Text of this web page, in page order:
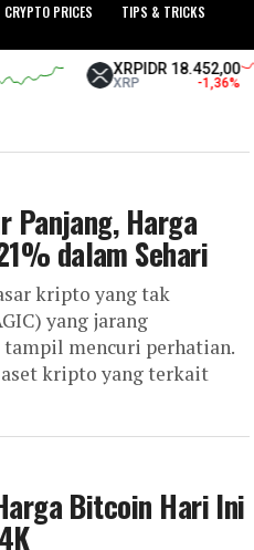
CRYPTO PRICES TIPS & TRICKS
XRP IDR 18.452,00
XRP -1,36
Panjang, Harga
dalam Sehari
kripto yang tak
yang jarang
mencuri perhatian.
kripto yang terkait
Bitcoin Hari Ini